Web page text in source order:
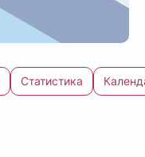
Статистика